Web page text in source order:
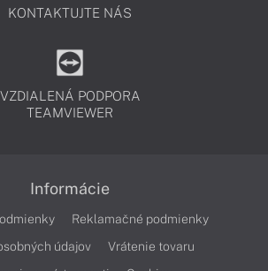
KONTAKTUJTE NÁS
VZDIALENÁ PODPORA
TEAMVIEWER
Informácie
Reklamačné podmienky
údajov
Vrátenie tovaru